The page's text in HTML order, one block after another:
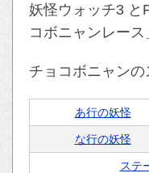
妖怪ウォッチ3 と
コボニャンレー
チョコボニャン
あ行の妖怪
な行の妖怪
ステ